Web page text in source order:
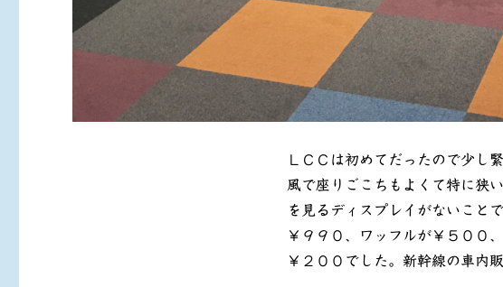
ＬＣＣは初めてだったので少し
風で座りごこちもよくて特に狭
を見るディスプレイがないこと
￥９９０、ワッフルが￥５００
￥２００でした。新幹線の車内